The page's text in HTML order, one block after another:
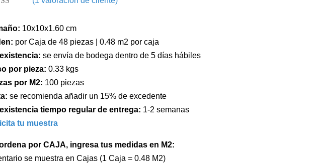
a
10x10x1.60 cm
por Caja de 48 piezas | 0.48 m2 por caja
se envía de bodega dentro de 5 días hábiles
por pieza: 0.33 kgs
por M2: 100 piezas
se recomienda añadir un 15% de excedente
tiempo regular de entrega: 1-2 semanas
tu muestra
por CAJA, ingresa tus medidas en M2:
se muestra en Cajas (1 Caja = 0.48 M2)